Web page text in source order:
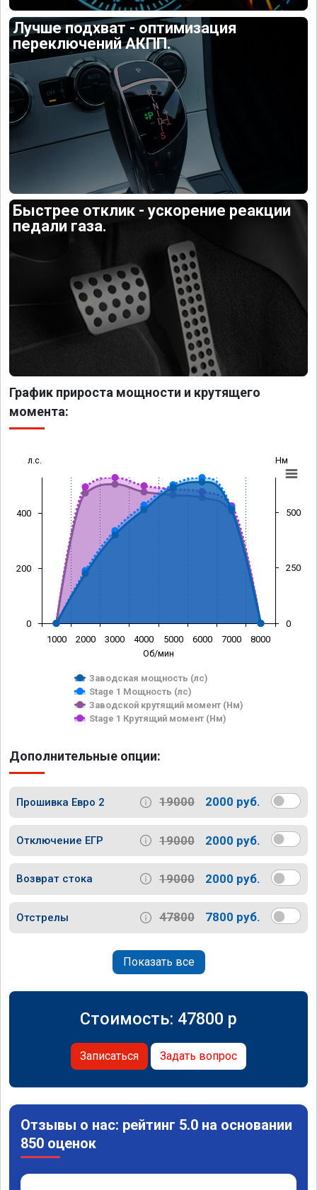
Лучше подхват - оптимизация
переключений АКПП.
Быстрее отклик - ускорение реакции
педали газа.
График прироста мощности и крутящего
момента:
Об/мин
л.с. Нм
Заводская мощность (лс)
Stage 1 Мощность (лс)
Заводской крутящий момент (Нм)
Stage 1 Крутящий момент (Нм)
1000 2000 3000 4000 5000 6000 7000 8000
0
200
400
0
250
500
Дополнительные опции:
Прошивка Евро 2 19000 2000 руб.
Отключение ЕГР 19000 2000 руб.
Возврат стока 19000 2000 руб.
Отстрелы 47800 7800 руб.
Показать все
Стоимость: 47800 p
Записаться Задать вопрос
Отзывы о нас: рейтинг 5.0 на основании
850 оценок